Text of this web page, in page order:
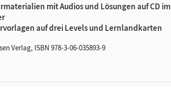
mit Audios und Lösungen auf CD im
auf drei Levels und Lernlandkarten
Verlag, ISBN 978-3-06-035893-9